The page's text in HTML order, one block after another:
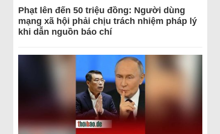
Phạt lên đến 50 triệu đồng: Người dùng
mạng xã hội phải chịu trách nhiệm pháp lý
khi dẫn nguồn báo chí